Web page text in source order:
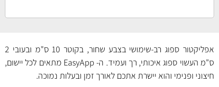
אפליקטור ספוג רב-שימושי בצבע שחור, בקוטר 10 ס"מ ובעובי 2
ס"מ העשוי ספוג איכותי, רך ועמיד. ה- EasyApp מתאים לכל יישום,
חיצוני ופנימי והוא יישרת אתכם לאורך זמן ובעלות נמוכה.